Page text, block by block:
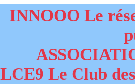
INNOOO Le
LCE9 Le Club